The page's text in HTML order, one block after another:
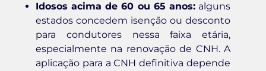
Idosos acima de 60 ou 65 anos:alguns
estados concedem isenção ou desconto
para condutores nessa faixa etária,
especialmente na renovação de CNH. A
aplicação para a CNH definitiva depende